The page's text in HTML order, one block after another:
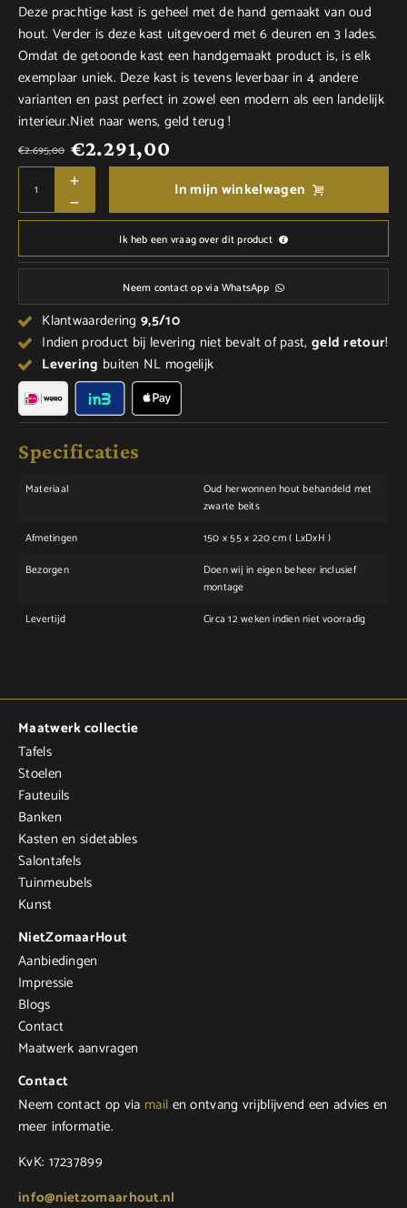
Deze prachtige kast is geheel met de hand gemaakt van oud
hout. Verder is deze kast uitgevoerd met 6 deuren en 3 lades.
Omdat de getoonde kast een handgemaakt product is, is elk
exemplaar uniek. Deze kast is tevens leverbaar in 4 andere
varianten en past perfect in zowel een modern als een landelijk
interieur.Niet naar wens, geld terug !
€2.695,00 €2.291,00
In mijn winkelwagen
Ik heb een vraag over dit product
Neem contact op via WhatsApp
Klantwaardering9,5/10
Indien product bij levering niet bevalt of past, geld retour!
Levering buiten NL mogelijk
Specificaties
Materiaal
Oud herwonnen hout behandeld met
zwarte beits
Afmetingen
150 x 55 x 220 cm ( LxDxH )
Bezorgen
Doen wij in eigen beheer inclusief
montage
Levertijd
Circa 12 weken indien niet voorradig
Maatwerk collectie
Tafels
Stoelen
Fauteuils
Banken
Kasten en sidetables
Salontafels
Tuinmeubels
Kunst
NietZomaarHout
Aanbiedingen
Impressie
Blogs
Contact
Maatwerk aanvragen
Contact
Neem contact op via mail en ontvang vrijblijvend een advies en
meer informatie.
KvK: 17237899
info@nietzomaarhout.nl